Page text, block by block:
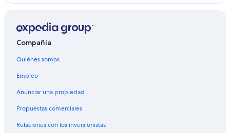
Hoteles en Collazzone
Hoteles en Collevalenza
Hoteles en Montecastrilli
Hoteles haciendas en Bastardo
Hoteles con bar en Bastardo
Compañía
Quiénes somos
Empleo
Anunciar una propiedad
Propuestas comerciales
Relaciones con los inversionistas